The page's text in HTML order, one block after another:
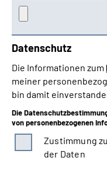
Datenschutz
Die Informationen zum
meiner
bin damit
Die
Zustimmung
der Daten